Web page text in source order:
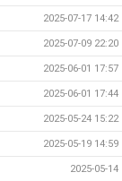
2025-07-17 14:42
2025-07-09 22:20
2025-06-01 17:57
2025-06-01 17:44
2025-05-24 15:22
2025-05-19 14:59
2025-05-14